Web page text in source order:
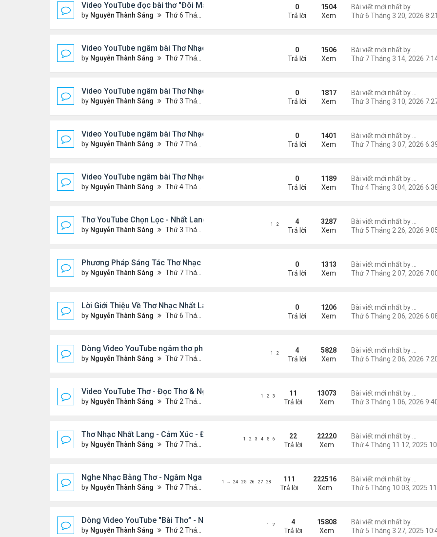
Video YouTube đọc bài thơ "Đôi Mắt Của Em"
by Nguyễn Thành Sáng Thứ 6 Tháng 3 20, 2026 8:21 pm
0
Trả lời
1504
Xem
Video YouTube ngâm bài Thơ Nhạc: Ngậm Ngùi Nỗi Nhớ Một Thời
by Nguyễn Thành Sáng Thứ 7 Tháng 3 14, 2026 7:14 pm
0
Trả lời
1506
Xem
Video YouTube ngâm bài Thơ Nhạc: Tiếng Tơ Lòng
by Nguyễn Thành Sáng Thứ 3 Tháng 3 10, 2026 7:27 pm
0
Trả lời
1817
Xem
Video YouTube ngâm bài Thơ Nhạc: Xin Hãy Cho Tôi
by Nguyễn Thành Sáng Thứ 7 Tháng 3 07, 2026 6:39 pm
0
Trả lời
1401
Xem
Video YouTube ngâm bài Thơ Nhạc: Chiếc Bóng Hoàng Hôn
by Nguyễn Thành Sáng Thứ 4 Tháng 3 04, 2026 6:38 pm
0
Trả lời
1189
Xem
Thơ YouTube Chọn Lọc - Nhất Lang (1)
by Nguyễn Thành Sáng Thứ 3 Tháng 2 17, 2026 7:33 pm
4
Trả lời
3287
Xem
1 2
Phương Pháp Sáng Tác Thơ Nhạc Lục Bát Của Nhất Lang (2)
by Nguyễn Thành Sáng Thứ 7 Tháng 2 07, 2026 7:00 pm
0
Trả lời
1313
Xem
Lời Giới Thiệu Về Thơ Nhạc Nhất Lang
by Nguyễn Thành Sáng Thứ 6 Tháng 2 06, 2026 6:08 pm
0
Trả lời
1206
Xem
Dòng Video YouTube ngâm thơ phiên bản mới, có nhạc nền không lời và chữ động theo nhịp thời
by Nguyễn Thành Sáng Thứ 7 Tháng 1 24, 2026 8:26 pm
4
Trả lời
5828
Xem
1 2
Video YouTube Thơ - Đọc Thơ & Ngâm Nga Thơ Nhạc (1)
by Nguyễn Thành Sáng Thứ 2 Tháng 11 17, 2025 10:12 pm
11
Trả lời
13073
Xem
1 2 3
Thơ Nhạc Nhất Lang - Cảm Xúc - Đọc & Ngâm Thơ Nhạc
by Nguyễn Thành Sáng Thứ 7 Tháng 10 04, 2025 2:39 am
22
Trả lời
22220
Xem
1 2 3 4 5 6
Nghe Nhạc Bằng Thơ - Ngâm Nga Thơ & Đọc Thơ
by Nguyễn Thành Sáng Thứ 7 Tháng 2 15, 2025 9:08 pm
111
Trả lời
222516
Xem
1 … 24 25 26 27 28
Dòng Video YouTube "Bài Thơ" - Nghe Nhạc Bằng Thơ
by Nguyễn Thành Sáng Thứ 2 Tháng 3 17, 2025 2:37 am
4
Trả lời
15808
Xem
1 2